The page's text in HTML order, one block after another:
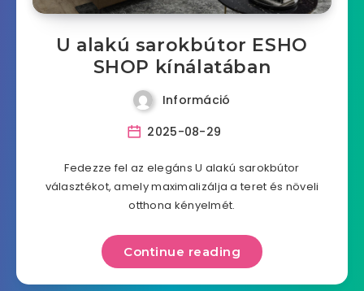
U alakú sarokbútor ESHO
SHOP kínálatában
Információ
2025-08-29
Fedezze fel az elegáns U alakú sarokbútor
választékot, amely maximalizálja a teret és növeli
otthona kényelmét.
Continue reading